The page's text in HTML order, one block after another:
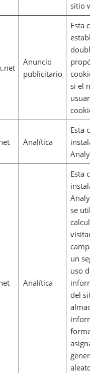
sitio
Anuncio
publicitario
Esta
cookie
si el
cookies.
Analítica
Esta
Analítica
Esta
se
un
uso del
del
forma